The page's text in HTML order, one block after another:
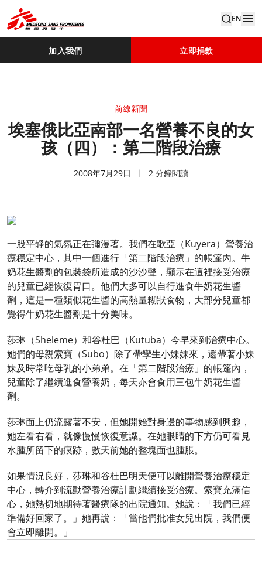
EN
加入我們 立即捐款
前線新聞
埃塞俄比亞南部一名營養不良的女
孩（四）：第二階段治療
2008年7月29日 2 分鐘閱讀
一股平靜的氣氛正在彌漫著。我們在歌亞（Kuyera）營養治
療穩定中心，其中一個進行「第二階段治療」的帳篷內。牛
奶花生醬劑的包裝袋所造成的沙沙聲，顯示在這裡接受治療
的兒童已經恢復胃口。他們大多可以自行進食牛奶花生醬
劑，這是一種類似花生醬的高熱量糊狀食物，大部分兒童都
覺得牛奶花生醬劑是十分美味。
莎琳（Sheleme）和谷杜巴（Kutuba）今早來到治療中心。
她們的母親索寶（Subo）除了帶孿生小妹妹來，還帶著小妹
妹及時常吃母乳的小弟弟。在「第二階段治療」的帳篷內，
兒童除了繼續進食營養奶，每天亦會食用三包牛奶花生醬
劑。
莎琳面上仍流露著不安，但她開始對身邊的事物感到興趣，
她左看右看，就像慢慢恢復意識。在她眼睛的下方仍可看見
水腫所留下的痕跡，數天前她的整塊面也腫脹。
如果情況良好，莎琳和谷杜巴明天便可以離開營養治療穩定
中心，轉介到流動營養治療計劃繼續接受治療。索寶充滿信
心，她熱切地期待著醫療隊的出院通知。她說：「我們已經
準備好回家了。」她再說：「當他們批准女兒出院，我們便
會立即離開。」